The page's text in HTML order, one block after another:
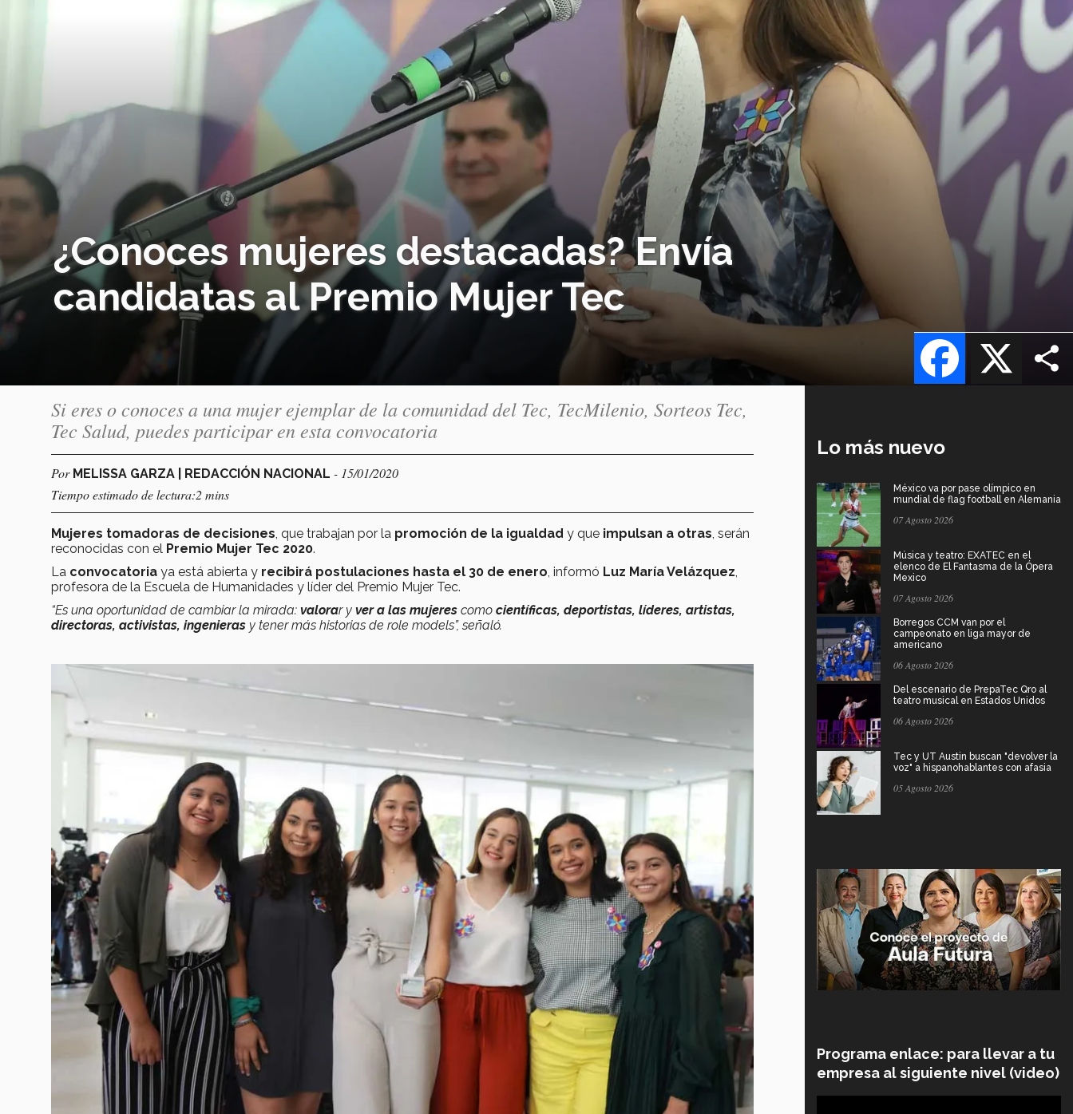
¿Conoces mujeres destacadas? Envía
candidatas al Premio Mujer Tec
X
Facebook
Si eres o conoces a una mujer ejemplar de la comunidad del Tec, TecMilenio, Sorteos Tec,
Tec Salud, puedes participar en esta convocatoria
Por MELISSA GARZA | REDACCIÓN NACIONAL - 15/01/2020
Tiempo estimado de lectura:2 mins
Mujeres tomadoras de decisiones , que trabajan por la promoción de la igualdad y que impulsan a otras , serán
reconocidas con el Premio Mujer Tec 2020.
La convocatoria ya está abierta y recibirá postulaciones hasta el 30 de enero , informó Luz María Velázquez
profesora de la Escuela de Humanidades y líder del Premio Mujer Tec.
“Es una oportunidad de cambiar la mirada: valorar y ver a las mujeres como científicas, deportistas, líderes, artistas,
directoras, activistas, ingenieras y tener más historias de role models”, señaló.
Lo más nuevo
México va por pase olímpico en
mundial de flag football en Alemania
07 Agosto 2026
Música y teatro: EXATEC en el
elenco de El Fantasma de la Ópera
Mexico
07 Agosto 2026
Borregos CCM van por el
campeonato en liga mayor de
americano
06 Agosto 2026
Del escenario de PrepaTec Qro al
teatro musical en Estados Unidos
06 Agosto 2026
Tec y UT Austin buscan "devolver la
voz" a hispanohablantes con afasia
05 Agosto 2026
Programa enlace: para llevar a tu
empresa al siguiente nivel (video)